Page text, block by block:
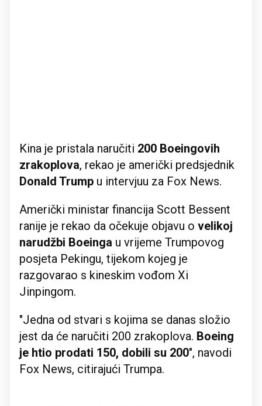
Kina je pristala ⁠naručiti ⁠ 200 Boeingovih
zrakoplova, rekao je američki predsjednik
Donald Trump u intervjuu za Fox News.
Američki ministar financija Scott Bessent
ranije je ⁠rekao da očekuje objavu ‌o velikoj
narudžbi Boeinga ⁠u vrijeme Trumpovog
posjeta Pekingu, tijekom kojeg je
razgovarao s kineskim vođom Xi
Jinpingom.
"Jedna od stvari s kojima se danas složio
jest da će naručiti ‌200 zrakoplova. Boeing
je htio prodati 150, dobili su 200", navodi
Fox News, citirajući Trumpa.